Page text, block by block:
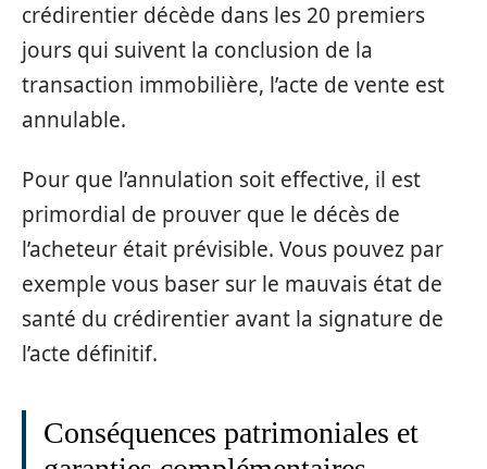
crédirentier décède dans les 20 premiers
jours qui suivent la conclusion de la
transaction immobilière, l’acte de vente est
annulable.
Pour que l’annulation soit effective, il est
primordial de prouver que le décès de
l’acheteur était prévisible. Vous pouvez par
exemple vous baser sur le mauvais état de
santé du crédirentier avant la signature de
l’acte définitif.
Conséquences patrimoniales et